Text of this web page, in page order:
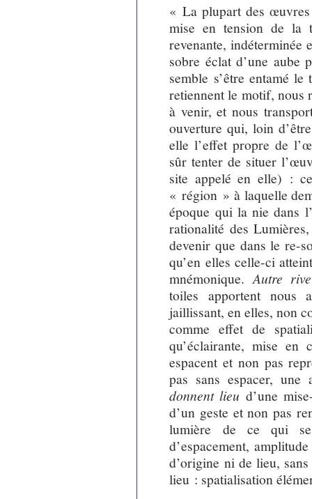
« La plupart des œuvres
mise en tension de la
revenante, indéterminée
sobre éclat d’une aube
semble s’être entamé
retiennent le motif, nous
à venir, et nous
ouverture qui, loin
elle l’effet propre de
sûr tenter de situer
site appelé en elle) :
« région » à laquelle
époque qui la nie dans
rationalité des
devenir que dans le re-
qu’en elles celle-ci
mnémonique. Autre rive
toiles apportent
jaillissant, en elles, non
comme effet de
qu’éclairante, mise
espacent et non pas
pas sans espacer, une
donnent lieu d’une
d’un geste et non pas
lumière de ce qui
d’espacement,
d’origine ni de lieu,
lieu : spatialisation